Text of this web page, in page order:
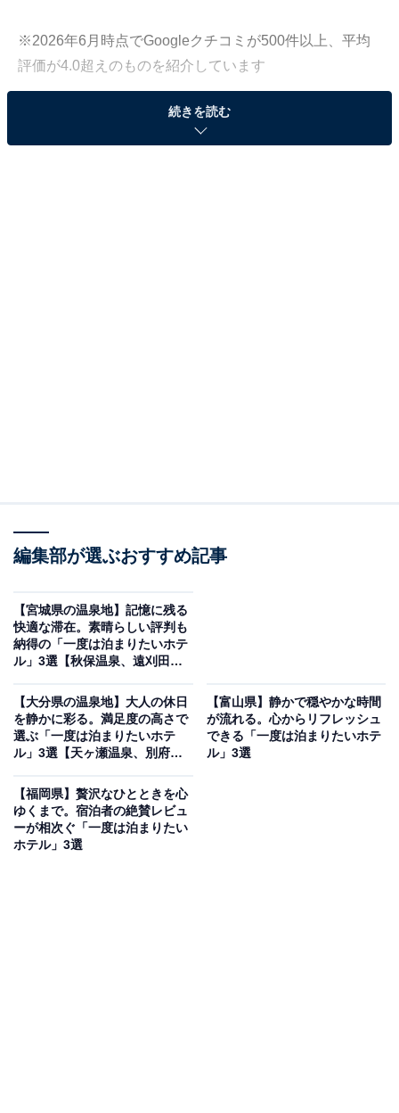
※2026年6月時点でGoogleクチコミが500件以上、平均
評価が4.0超えのものを紹介しています
この記事の執筆者： All About ニュース お買
いもの部
り）
創業九十余年、海辺から徒歩圏内の谷あいに佇む「奥湯
野浜温泉 龍の湯」は、緑に囲まれた静かな一軒宿。一番
の魅力は、趣の異なる2種類の温泉を一度に堪能できる
贅沢な湯巡りです。夕食をその日の気分やお腹の具合に
合わせて自由に選べる独自のスタイルも好評で、朝食で
続きを読む
編集部が選ぶおすすめ記事
【宮城県の温泉地】記憶に残る
快適な滞在。素晴らしい評判も
納得の「一度は泊まりたいホテ
ル」3選【秋保温泉、遠刈田温
【大分県の温泉地】大人の休日
を静かに彩る。満足度の高さで
選ぶ「一度は泊まりたいホテ
ル」3選【天ヶ瀬温泉、別府温
【富山県】静かで穏やかな時間
が流れる。心からリフレッシュ
できる「一度は泊まりたいホテ
ル」3選
【福岡県】贅沢なひとときを心
ゆくまで。宿泊者の絶賛レビュ
ーが相次ぐ「一度は泊まりたい
ホテル」3選